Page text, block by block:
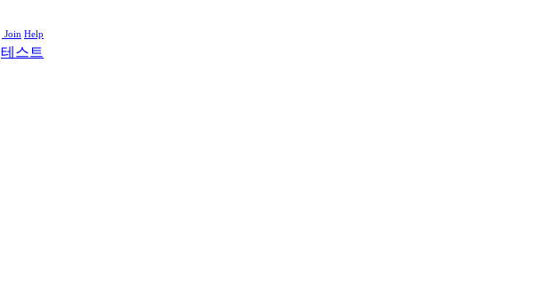
Join Help
테스트